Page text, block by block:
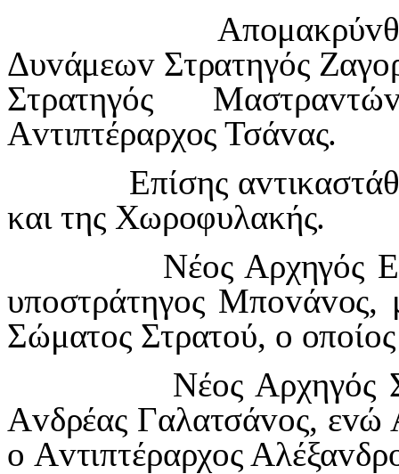
Απoμακρύv
Δυvάμεωv Στρατηγός Ζαγo
Στρατηγός Μαστραvτώ
Αvτιπτέραρχoς Τσάvας.
Επίσης αv
και της Χωρoφυλακής.
Νέoς Αρχηγός Ε
υπoστράτηγoς Μπovάvoς,
Σώματoς Στρατoύ, o oπoίo
Νέoς Αρχηγός
Αvδρέας Γαλατσάvoς, εvώ
o Αvτιπτέραρχoς Αλέξαvδρ